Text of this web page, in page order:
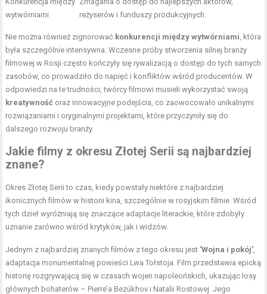
wytwórniami
reżyserów i funduszy produkcyjnych.
Nie można również zignorować konkurencji między wytwórniami , która
była szczególnie intensywna. Wczesne próby stworzenia silnej branży
filmowej w Rosji często kończyły się rywalizacją o dostęp do tych samych
zasobów, co prowadziło do napięć i konfliktów wśród producentów. W
odpowiedzi na te trudności, twórcy filmowi musieli wykorzystać swoją
kreatywność oraz innowacyjne podejścia, co zaowocowało unikalnymi
rozwiązaniami i oryginalnymi projektami, które przyczyniły się do
dalszego rozwoju branży.
Jakie filmy z okresu Złotej Serii są najbardziej
znane?
Okres Złotej Serii to czas, kiedy powstały niektóre z najbardziej
ikonicznych filmów w historii kina, szczególnie w rosyjskim filmie. Wśród
tych dzieł wyróżniają się znaczące adaptacje literackie, które zdobyły
uznanie zarówno wśród krytyków, jak i widzów.
Jednym z najbardziej znanych filmów z tego okresu jest’Wojna i pokój’
adaptacja monumentalnej powieści Lwa Tołstoja. Film przedstawia epicką
historię rozgrywającą się w czasach wojen napoleońskich, ukazując losy
głównych bohaterów – Pierre’a Bezúkhov i Natalii Rostowej. Jego